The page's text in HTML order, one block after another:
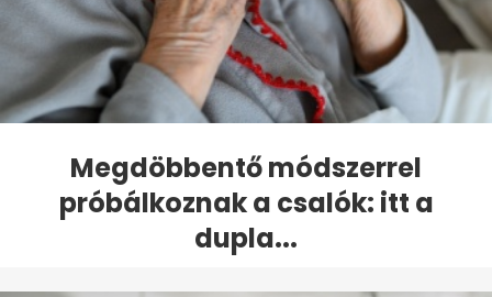
Megdöbbentő módszerrel
próbálkoznak a csalók: itt a
dupla...